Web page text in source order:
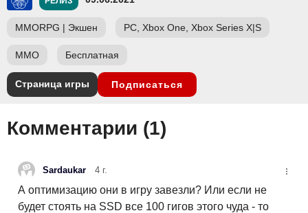
MMORPG | Экшен PC, Xbox One, Xbox Series X|S
ММО Бесплатная
Страница игры Подписаться
Комментарии (1)
Sardaukar 4 г.
А оптимизацию они в игру завезли? Или если не
будет стоять на SSD все 100 гигов этого чуда - то